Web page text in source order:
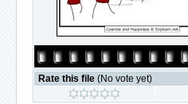
Rate this file (No vote yet)